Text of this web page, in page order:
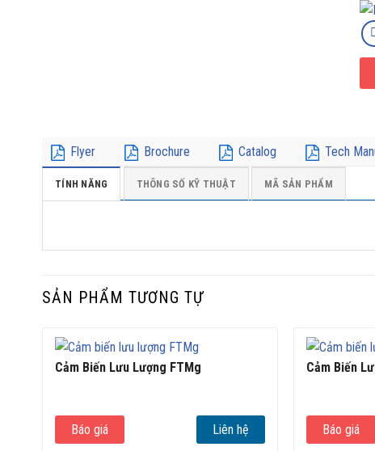
Flyer Brochure Catalog Tech
TÍNH NĂNG THÔNG SỐ KỸ THUẬT MÃ SẢN PHẨM
SẢN PHẨM TƯƠNG TỰ
Cảm Biến Lưu Lượng FTMg
Báo giá Liên hệ
Cảm Biến
Báo giá